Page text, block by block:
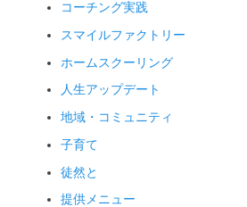
コーチング実践
スマイルファクトリー
ホームスクーリング
人生アップデート
地域・コミュニティ
子育て
徒然と
提供メニュー